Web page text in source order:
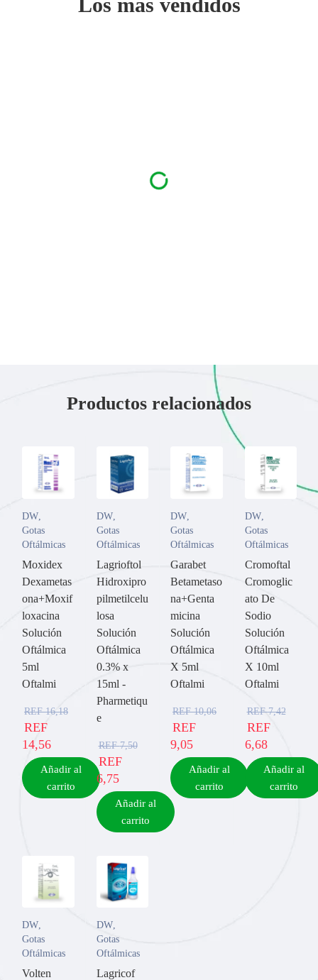
Productos relacionados
DW
Gotas
Oftálmicas
Moxidex
Dexametas
ona+Moxif
loxacina
Solución
Oftálmica
5ml
Oftalmi
REF16,18
REF
14,56
Añadir al
carrito
DW,
Gotas
Oftálmicas
Lagrioftol
Hidroxipro
pilmetilcelu
losa
Solución
Oftálmica
0.3% x
15ml -
Pharmetiqu
e
REF7,50
REF
6,75
Añadir al
carrito
DW
Gotas
Oftálmicas
Garabet
Betametaso
na+Genta
micina
Solución
Oftálmica
X 5ml
Oftalmi
REF10,06
REF
9,05
Añadir al
carrito
DW,
Gotas
Oftálmicas
Cromoftal
Cromoglic
ato De
Sodio
Solución
Oftálmica
X 10ml
Oftalmi
REF7,42
REF
6,68
Añadir al
carrito
DW,
Gotas
Oftálmicas
Volten
DW,
Gotas
Oftálmicas
Lagricof